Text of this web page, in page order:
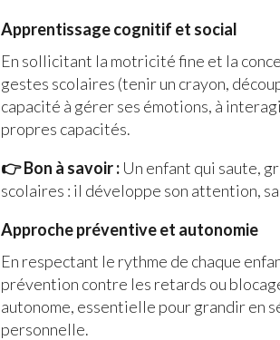
Apprentissage cognitif et social
En sollicitant la motricité fine et la
gestes scolaires (tenir un crayon,
capacité à gérer ses émotions, à
propres capacités.
👉 Bon à savoir : Un enfant qui saute,
scolaires : il développe son attention,
Approche préventive et autonomie
En respectant le rythme de chaque
prévention contre les retards ou
autonome, essentielle pour grandir en
personnelle.